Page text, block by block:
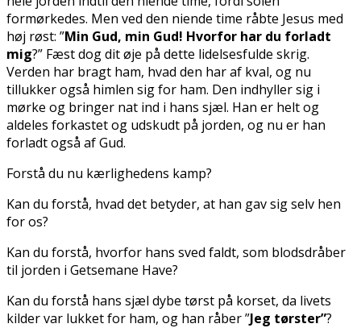
formørkedes. Men ved den niende time råbte Jesus med
høj røst: ”Min Gud, min Gud! Hvorfor har du forladt
mig?” Fæst dog dit øje på dette lidelsesfulde skrig.
Verden har bragt ham, hvad den har af kval, og nu
tillukker også himlen sig for ham. Den indhyller sig i
mørke og bringer nat ind i hans sjæl. Han er helt og
aldeles forkastet og udskudt på jorden, og nu er han
forladt også af Gud.
Forstå du nu kærlighedens kamp?
Kan du forstå, hvad det betyder, at han gav sig selv hen
for os?
Kan du forstå, hvorfor hans sved faldt, som blodsdråber
til jorden i Getsemane Have?
Kan du forstå hans sjæl dybe tørst på korset, da livets
kilder var lukket for ham, og han råber ”Jeg tørster”?